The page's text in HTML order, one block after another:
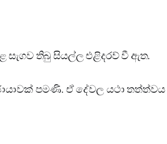
තිබු සියල්ල එළිදරව් වී ඇත.
පමණි. ඒ දේවල යථා